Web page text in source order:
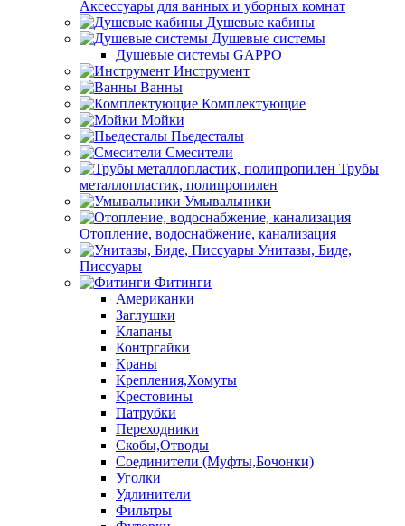
Аксессуары для ванных и уборных комнат
Душевые кабины
Душевые системы
Душевые системы GAPPO
Инструмент
Ванны
Комплектующие
Мойки
Пьедесталы
Смесители
Трубы
металлопластик, полипропилен
Умывальники
Отопление, водоснабжение, канализация
Унитазы, Биде,
Писсуары
Фитинги
Американки
Заглушки
Клапаны
Контргайки
Краны
Крепления,Хомуты
Крестовины
Патрубки
Переходники
Скобы,Отводы
Соединители (Муфты,Бочонки)
Уголки
Удлинители
Фильтры